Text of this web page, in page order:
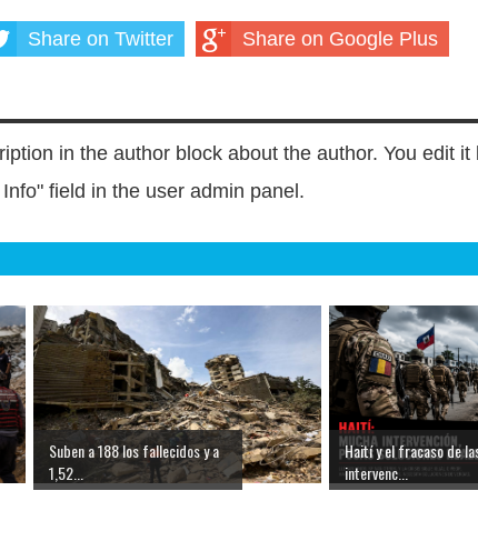
Share on Twitter Share on Google Plus
in the author block about the author. You edit it
field in the user admin panel.
Suben a 188 los fallecidos y a
1,52...
Haití y el fracaso de
intervenc...